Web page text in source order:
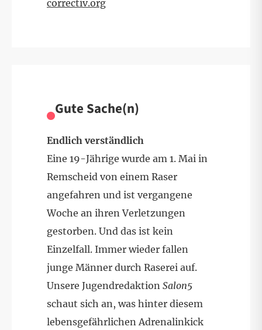
correctiv.org
Gute Sache(n)
Endlich verständlich
Eine 19-Jährige wurde am 1. Mai in
Remscheid von einem Raser
angefahren und ist vergangene
Woche an ihren Verletzungen
gestorben. Und das ist kein
Einzelfall. Immer wieder fallen
junge Männer durch Raserei auf.
Unsere Jugendredaktion Salon5
schaut sich an, was hinter diesem
lebensgefährlichen Adrenalinkick